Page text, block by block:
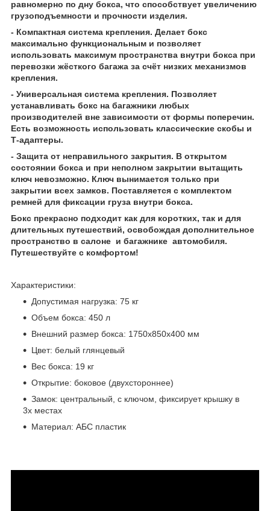
равномерно по дну бокса, что способствует увеличению
грузоподъемности и прочности изделия.
- Компактная система крепления. Делает бокс
максимально функциональным и позволяет
использовать максимум пространства внутри бокса при
перевозки жёсткого багажа за счёт низких механизмов
крепления.
- Универсальная система крепления. Позволяет
устанавливать бокс на багажники любых
производителей вне зависимости от формы поперечин.
Есть возможность использовать классические скобы и
Т-адаптеры.
- Защита от неправильного закрытия. В открытом
состоянии бокса и при неполном закрытии вытащить
ключ невозможно. Ключ вынимается только при
закрытии всех замков. Поставляется с комплектом
ремней для фиксации груза внутри бокса.
Бокс прекрасно подходит как для коротких, так и для
длительных путешествий, освобождая дополнительное
пространство в салоне и багажнике автомобиля.
Путешествуйте с комфортом!
Характеристики:
Допустимая нагрузка: 75 кг
Объем бокса: 450 л
Внешний размер бокса: 1750х850х400 мм
Цвет: белый глянцевый
Вес бокса: 19 кг
Открытие: боковое (двухстороннее)
Замок: центральный, с ключом, фиксирует крышку в
3х местах
Материал: АБС пластик